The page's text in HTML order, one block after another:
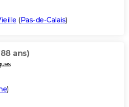
(Pas-de-Calais)
ans)
)